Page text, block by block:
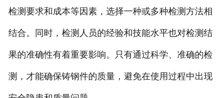
检测要求和成本等因素，选择一种或多种检测方法相
结合。同时，检测人员的经验和技能水平也对检测结
果的准确性有着重要影响。只有通过科学、准确的检
测，才能确保铸钢件的质量，避免在使用过程中出现